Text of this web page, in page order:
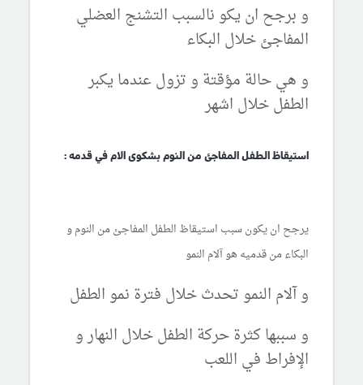
و برجح ان يكو نالسبب التشنج العضلي
المفاجئ خلال البكاء
و هي حالة مؤقتة و تزول عندما يكبر
الطفل خلال اشهر
استيقاظ الطفل المفاجئ من النوم بشكوى الام في قدمه :
يرجح ان يكون سبب استيقاظ الطفل المفاجئ من النوم و
البكاء من قدميه هو آلام النمو
و آلام النمو تحدث خلال فترة نمو الطفل
و سببها كثرة حركة الطفل خلال النهار و
الإفراط في اللعب